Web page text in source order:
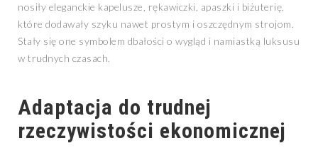
nosiły eleganckie kapelusze, rękawiczki, apaszki i biżuterię,
które dodawały szyku nawet prostym i oszczędnym strojom.
Stały się one symbolem dbałości o wygląd i namiastką luksusu
w trudnych czasach.
Adaptacja do trudnej
rzeczywistości ekonomicznej